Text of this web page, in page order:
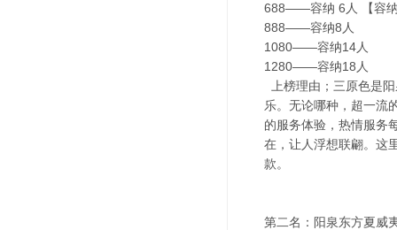
688——容纳 6人 【容
888——容纳8人
1080——容纳14人
1280——容纳18人
上榜理由；三原色是
乐。无论哪种，超一流
的服务体验，热情服务
在，让人浮想联翩。这
款。
第二名：阳泉东方夏威